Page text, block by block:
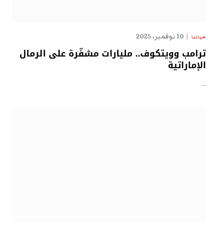
حياتنا 10 نوفمبر، 2025
ترامب وويتكوف.. مليارات مشفّرة على الرمال
الإماراتية
…